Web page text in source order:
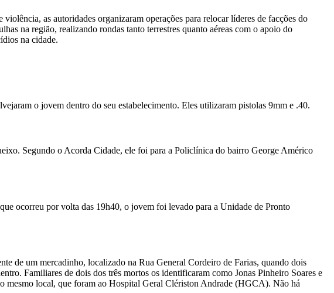
as autoridades organizaram operações para relocar líderes de facções do
na região, realizando rondas tanto terrestres quanto aéreas com o apoio do
na cidade.
o jovem dentro do seu estabelecimento. Eles utilizaram pistolas 9mm e .40.
Segundo o Acorda Cidade, ele foi para a Policlínica do bairro George Américo
ocorreu por volta das 19h40, o jovem foi levado para a Unidade de Pronto
de um mercadinho, localizado na Rua General Cordeiro de Farias, quando dois
Familiares de dois dos três mortos os identificaram como Jonas Pinheiro Soares e
mesmo local, que foram ao Hospital Geral Clériston Andrade (HGCA). Não há